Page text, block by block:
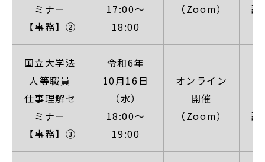
ミナー
【事務】②
17:00～
18:00
（Zoom）
詳
国立大学法
人等職員
仕事理解セ
ミナー
【事務】③
令和6年
10月16日
（水）
18:00～
19:00
オンライン
開催
（Zoom）
詳